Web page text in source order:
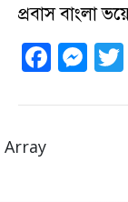
প্রবাস বাংলা
F
c
M
ss
Array